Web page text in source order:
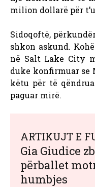
milion dollarë për
Sidoqoftë,
shkon askund.
në Salt Lake City
duke konfirmuar se
këtu për të
paguar mirë.
ARTIKUJT E
Gia Giudice
përballet
humbjes